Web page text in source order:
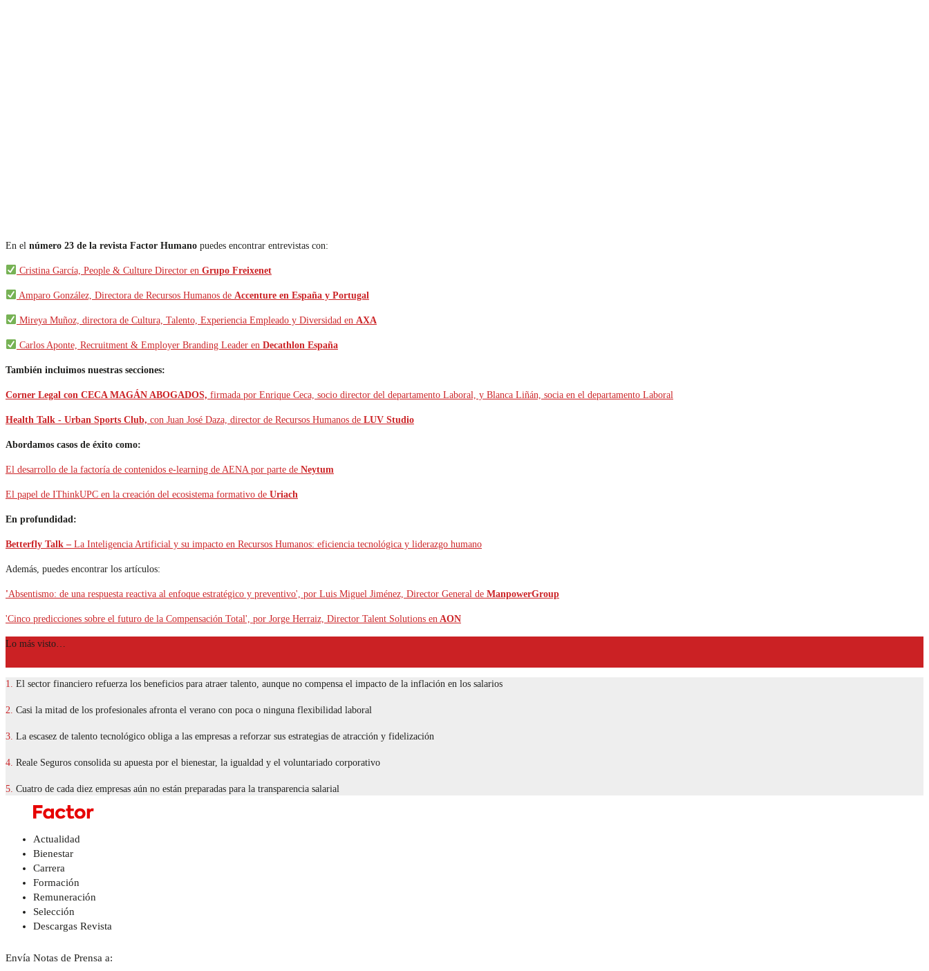
En el número 23 de la revista Factor Humano puedes encontrar entrevistas con:
Cristina García, People & Culture Director en Grupo Freixenet
Amparo González, Directora de Recursos Humanos de Accenture en España y Portugal
Mireya Muñoz, directora de Cultura, Talento, Experiencia Empleado y Diversidad en AXA
Carlos Aponte, Recruitment & Employer Branding Leader en Decathlon España
También incluimos nuestras secciones:
Corner Legal con CECA MAGÁN ABOGADOS, firmada por Enrique Ceca, socio director del departamento Laboral, y Blanca Liñán, socia en el departamento Laboral
Health Talk - Urban Sports Club, con Juan José Daza, director de Recursos Humanos de LUV Studio
Abordamos casos de éxito como:
El desarrollo de la factoría de contenidos e-learning de AENA por parte de Neytum
El papel de IThinkUPC en la creación del ecosistema formativo de Uriach
En profundidad:
Betterfly Talk – La Inteligencia Artificial y su impacto en Recursos Humanos: eficiencia tecnológica y liderazgo humano
Además, puedes encontrar los artículos:
'Absentismo: de una respuesta reactiva al enfoque estratégico y preventivo', por Luis Miguel Jiménez, Director General de ManpowerGroup
'Cinco predicciones sobre el futuro de la Compensación Total', por Jorge Herraiz, Director Talent Solutions en AON
Lo más visto…
1. El sector financiero refuerza los beneficios para atraer talento, aunque no compensa el impacto de la inflación en los salarios
2. Casi la mitad de los profesionales afronta el verano con poca o ninguna flexibilidad laboral
3. La escasez de talento tecnológico obliga a las empresas a reforzar sus estrategias de atracción y fidelización
4. Reale Seguros consolida su apuesta por el bienestar, la igualdad y el voluntariado corporativo
5. Cuatro de cada diez empresas aún no están preparadas para la transparencia salarial
Actualidad
Bienestar
Carrera
Formación
Remuneración
Selección
Descargas Revista
Envía Notas de Prensa a: